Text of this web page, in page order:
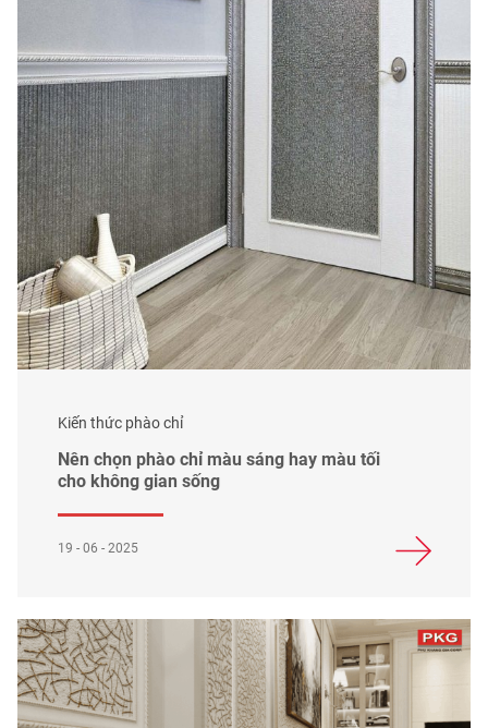
Kiến thức phào chỉ
Nên chọn phào chỉ màu sáng hay màu tối
cho không gian sống
19 - 06 - 2025